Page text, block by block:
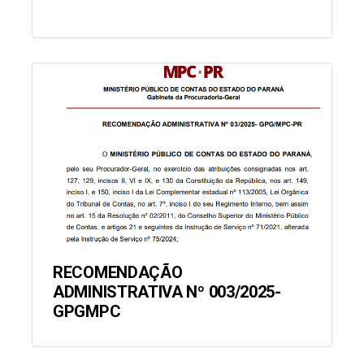
RECOMENDAÇÃO
ADMINISTRATIVA Nº 003/2025-
GPGMPC